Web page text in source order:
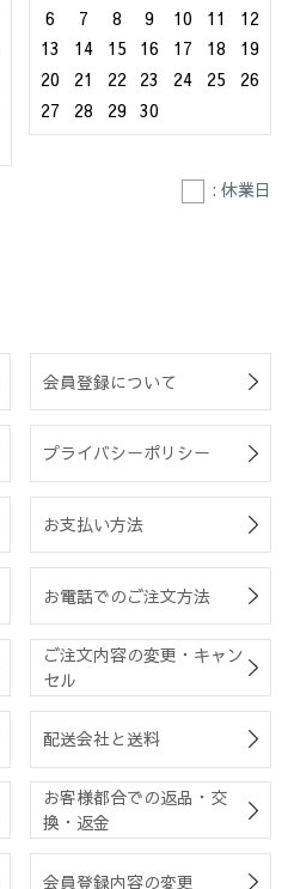
6
7 8 9 10 11
12
13
14 15 16 17 18
19
20
21 22 23 24 25
26
27
28 29 30
: 休業日
会員登録について
プライバシーポリシー
お支払い方法
お電話でのご注文方法
ご注文内容の変更・キャン
セル
配送会社と送料
お客様都合での返品・交
換・返金
会員登録内容の変更